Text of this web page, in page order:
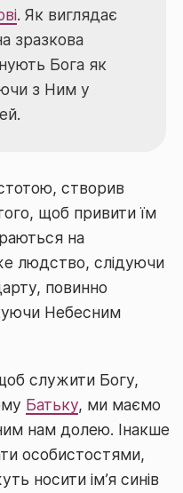
. Як виглядає
зразкова
Бога як
з Ним у
створив
щоб привити їм
на
людство, слідуючи
повинно
Небесним
служити Богу,
Батьку, ми маємо
нам долею. Інакше
особистостями,
носити ім’я синів